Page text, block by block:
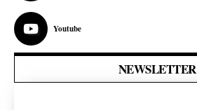
Youtube
NEWSLETTER